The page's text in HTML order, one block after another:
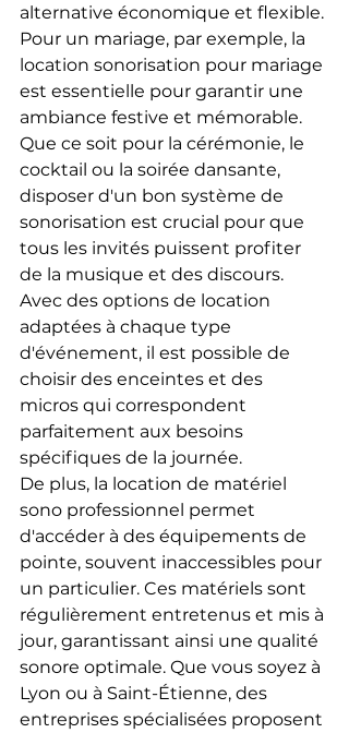
alternative économique et flexible.
Pour un mariage, par exemple, la
location sonorisation pour mariage
est essentielle pour garantir une
ambiance festive et mémorable.
Que ce soit pour la cérémonie, le
cocktail ou la soirée dansante,
disposer d'un bon système de
sonorisation est crucial pour que
tous les invités puissent profiter
de la musique et des discours.
Avec des options de location
adaptées à chaque type
d'événement, il est possible de
choisir des enceintes et des
micros qui correspondent
parfaitement aux besoins
spécifiques de la journée.
De plus, la location de matériel
sono professionnel permet
d'accéder à des équipements de
pointe, souvent inaccessibles pour
un particulier. Ces matériels sont
régulièrement entretenus et mis à
jour, garantissant ainsi une qualité
sonore optimale. Que vous soyez à
Lyon ou à Saint-Étienne, des
entreprises spécialisées proposent